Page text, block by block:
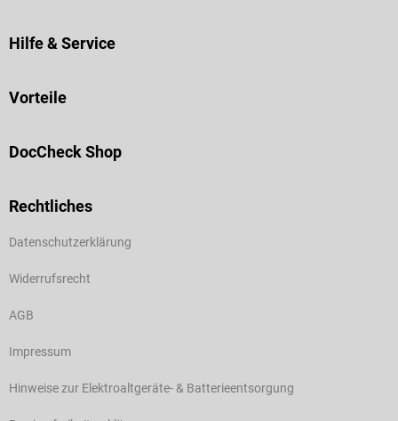
Hilfe & Service
Vorteile
DocCheck Shop
Rechtliches
Datenschutzerklärung
Widerrufsrecht
AGB
Impressum
Hinweise zur Elektroaltgeräte- & Batterieentsorgung